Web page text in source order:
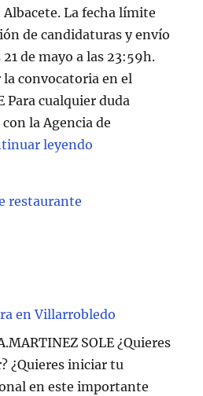
La fecha límite
de candidaturas y envío
21 de mayo a las 23:59h.
la convocatoria en el
Para cualquier duda
la Agencia de
leyendo
restaurante
en Villarrobledo
SOLE ¿Quieres
¿Quieres iniciar tu
en este importante